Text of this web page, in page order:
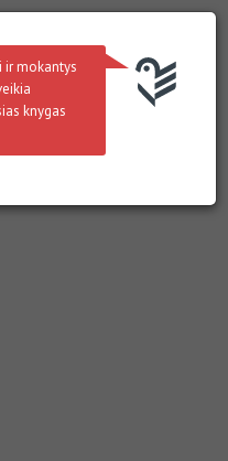
ir mokantys
knygas